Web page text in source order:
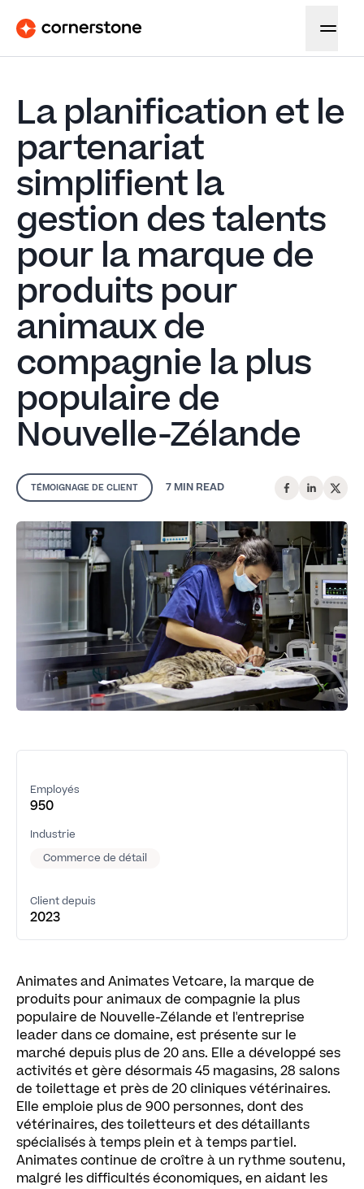
La planification et le
partenariat
simplifient la
gestion des talents
pour la marque de
produits pour
animaux de
compagnie la plus
populaire de
Nouvelle-Zélande
TÉMOIGNAGE DE CLIENT 7 MIN READ
Employés
950
Industrie
Commerce de détail
Client depuis
2023
Animates and Animates Vetcare, la marque de
produits pour animaux de compagnie la plus
populaire de Nouvelle-Zélande et l'entreprise
leader dans ce domaine, est présente sur le
marché depuis plus de 20 ans. Elle a développé ses
activités et gère désormais 45 magasins, 28 salons
de toilettage et près de 20 cliniques vétérinaires.
Elle emploie plus de 900 personnes, dont des
vétérinaires, des toiletteurs et des détaillants
spécialisés à temps plein et à temps partiel.
Animates continue de croître à un rythme soutenu,
malgré les difficultés économiques, en aidant les